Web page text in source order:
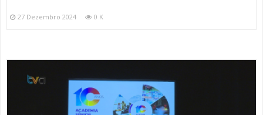
27 Dezembro 2024 0 K